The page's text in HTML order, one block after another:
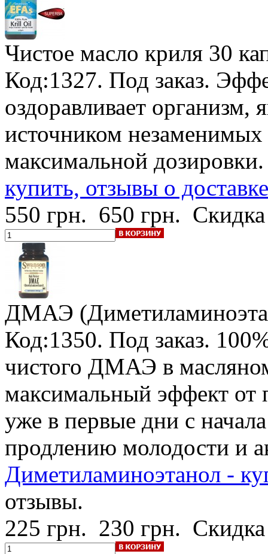
Чистое масло криля 30
Код:1327. Под заказ.
оздоравливает организм,
источником
максимальной
купить, отзывы о доставке
550 грн. 650 грн.
ДМАЭ
Код:1350. Под заказ.
чистого ДМАЭ в
максимальный эффект от
уже в первые дни с
продлению молодости и
Диметиламиноэтанол -
отзывы.
225 грн. 230 грн.